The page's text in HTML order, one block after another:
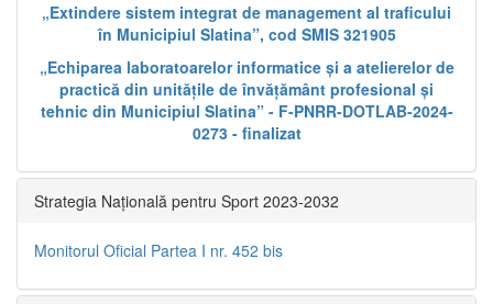
„Extindere sistem integrat de management al traficului
în Municipiul Slatina”, cod SMIS 321905
„Echiparea laboratoarelor informatice și a atelierelor de
practică din unitățile de învățământ profesional și
tehnic din Municipiul Slatina” - F-PNRR-DOTLAB-2024-
0273 - finalizat
Strategia Națională pentru Sport 2023-2032
Monitorul Oficial Partea I nr. 452 bis